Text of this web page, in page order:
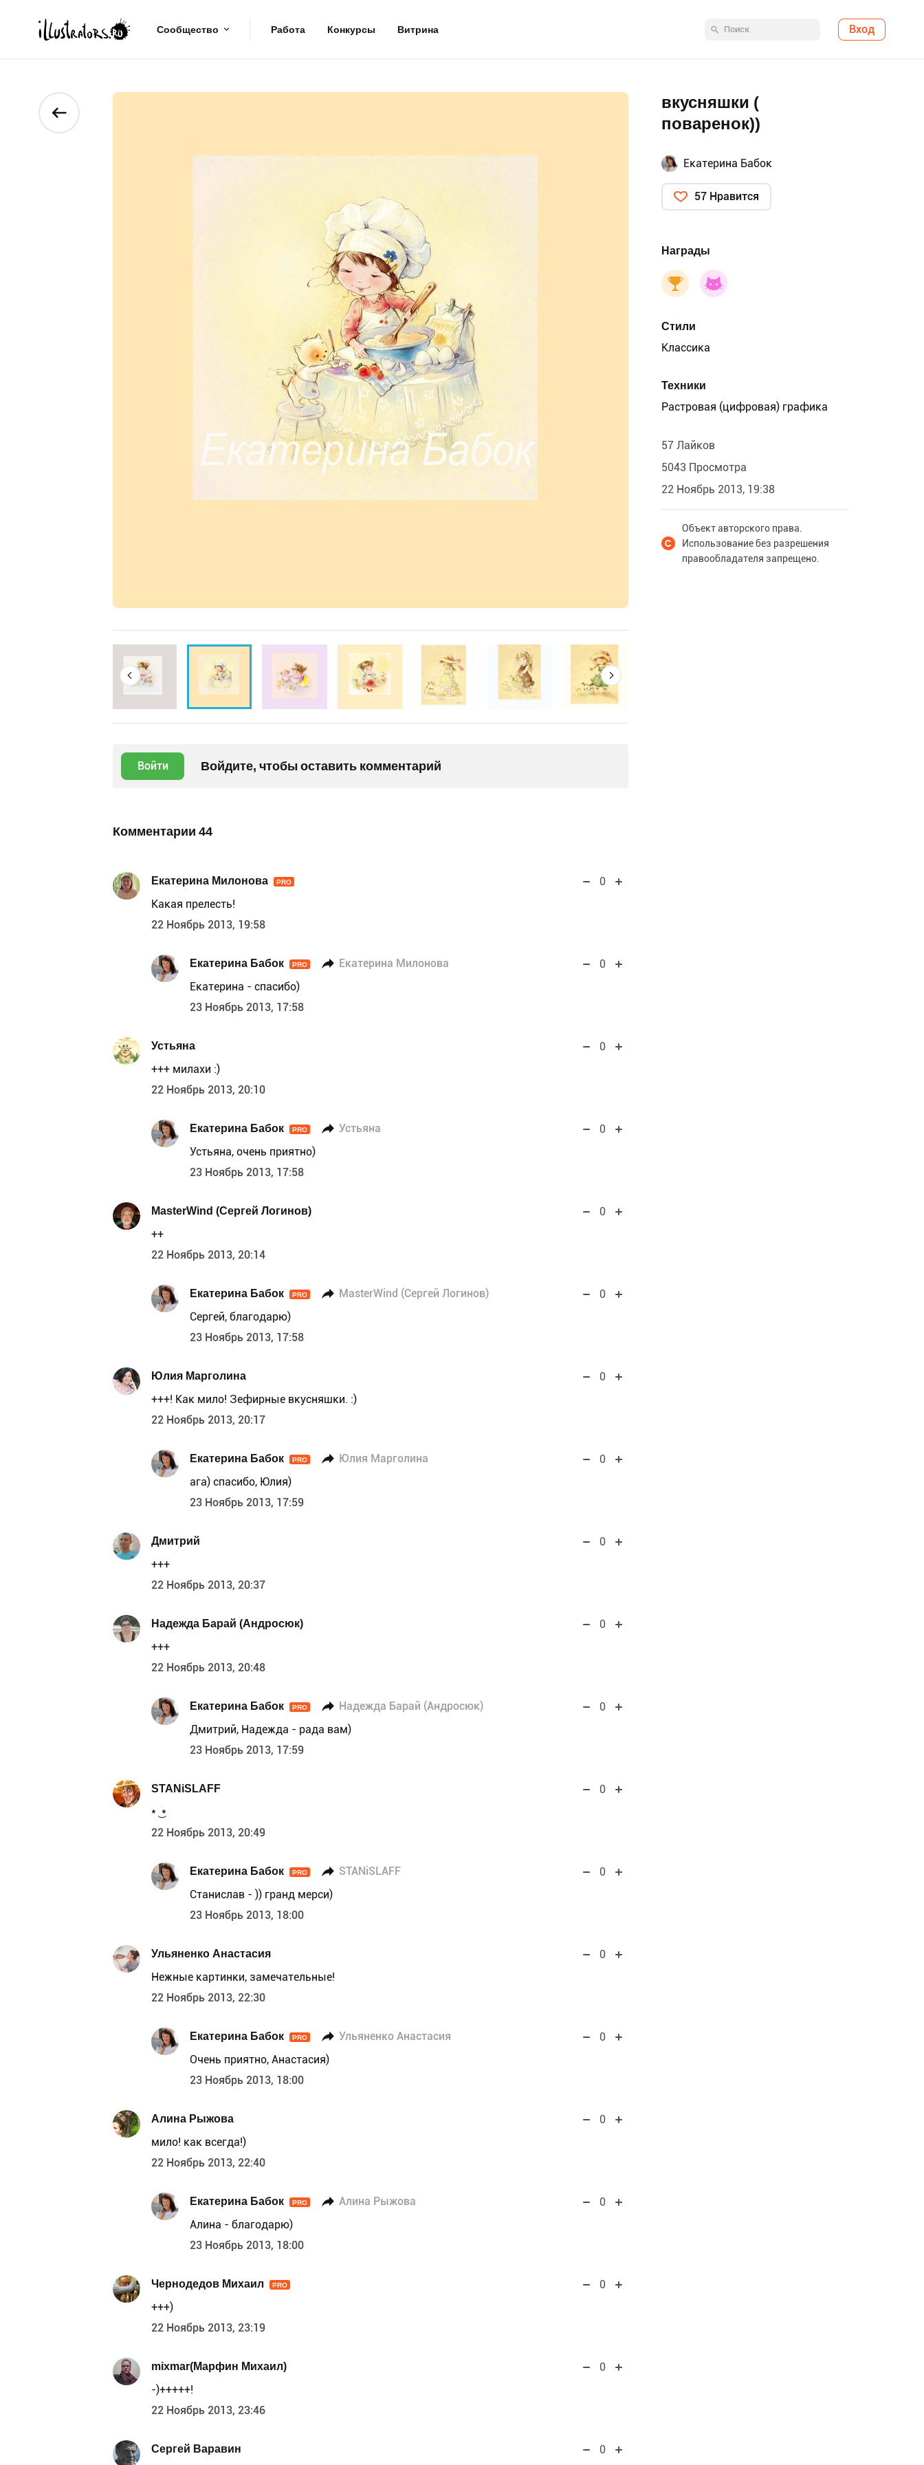
Сообщество Работа Конкурсы Витрина Вход
Войти Войдите, чтобы оставить комментарий
Комментарии 44
Екатерина Милонова PRO
0
Какая прелесть!
22 Ноябрь 2013, 19:58
Екатерина Бабок PRO Екатерина Милонова
0
Екатерина - спасибо)
23 Ноябрь 2013, 17:58
Устьяна
0
+++ милахи :)
22 Ноябрь 2013, 20:10
Екатерина Бабок PRO Устьяна
0
Устьяна, очень приятно)
23 Ноябрь 2013, 17:58
MasterWind (Сергей Логинов)
0
++
22 Ноябрь 2013, 20:14
Екатерина Бабок PRO MasterWind (Сергей Логинов)
0
Сергей, благодарю)
23 Ноябрь 2013, 17:58
Юлия Марголина
0
+++! Как мило! Зефирные вкусняшки. :)
22 Ноябрь 2013, 20:17
Екатерина Бабок PRO Юлия Марголина
0
ага) спасибо, Юлия)
23 Ноябрь 2013, 17:59
Дмитрий
0
+++
22 Ноябрь 2013, 20:37
Надежда Барай (Андросюк)
0
+++
22 Ноябрь 2013, 20:48
Екатерина Бабок PRO Надежда Барай (Андросюк)
0
Дмитрий, Надежда - рада вам)
23 Ноябрь 2013, 17:59
STANiSLAFF
0
* ͜ *
22 Ноябрь 2013, 20:49
Екатерина Бабок PRO STANiSLAFF
0
Станислав - )) гранд мерси)
23 Ноябрь 2013, 18:00
Ульяненко Анастасия
0
Нежные картинки, замечательные!
22 Ноябрь 2013, 22:30
Екатерина Бабок PRO Ульяненко Анастасия
0
Очень приятно, Анастасия)
23 Ноябрь 2013, 18:00
Алина Рыжова
0
мило! как всегда!)
22 Ноябрь 2013, 22:40
Екатерина Бабок PRO Алина Рыжова
0
Алина - благодарю)
23 Ноябрь 2013, 18:00
Чернодедов Михаил PRO
0
+++)
22 Ноябрь 2013, 23:19
mixmar(Марфин Михаил)
0
-)+++++!
22 Ноябрь 2013, 23:46
Сергей Варавин 0
вкусняшки (
поваренок))
Екатерина Бабок
57 Нравится
Награды
Стили
Классика
Техники
Растровая (цифровая) графика
57 Лайков
5043 Просмотра
22 Ноябрь 2013, 19:38
Объект авторского права.
Использование без разрешения
правообладателя запрещено.